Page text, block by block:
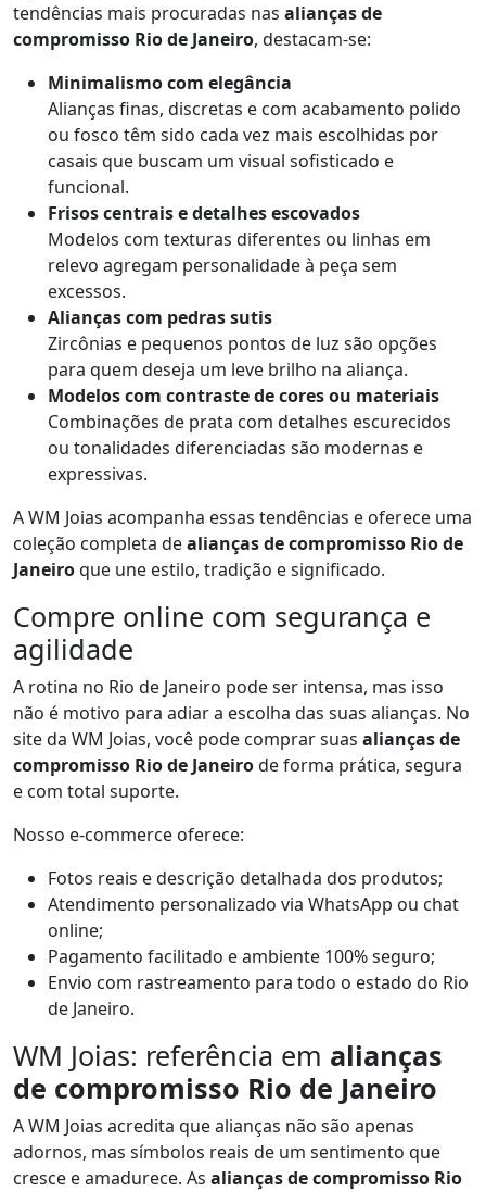
tendências mais procuradas nas alianças de
compromisso Rio de Janeiro, destacam-se:
Minimalismo com elegância
Alianças finas, discretas e com acabamento polido
ou fosco têm sido cada vez mais escolhidas por
casais que buscam um visual sofisticado e
funcional.
Frisos centrais e detalhes escovados
Modelos com texturas diferentes ou linhas em
relevo agregam personalidade à peça sem
excessos.
Alianças com pedras sutis
Zircônias e pequenos pontos de luz são opções
para quem deseja um leve brilho na aliança.
Modelos com contraste de cores ou materiais
Combinações de prata com detalhes escurecidos
ou tonalidades diferenciadas são modernas e
expressivas.
A WM Joias acompanha essas tendências e oferece uma
coleção completa dealianças de compromisso Rio de
Janeiroque une estilo, tradição e significado.
Compre online com segurança e
agilidade
A rotina no Rio de Janeiro pode ser intensa, mas isso
não é motivo para adiar a escolha das suas alianças. No
site da WM Joias, você pode comprar suas alianças de
compromisso Rio de Janeirode forma prática, segura
e com total suporte.
Nosso e-commerce oferece:
Fotos reais e descrição detalhada dos produtos;
Atendimento personalizado via WhatsApp ou chat
online;
Pagamento facilitado e ambiente 100% seguro;
Envio com rastreamento para todo o estado do Rio
de Janeiro.
WM Joias: referência em alianças
de compromisso Rio de Janeiro
A WM Joias acredita que alianças não são apenas
adornos, mas símbolos reais de um sentimento que
cresce e amadurece. As alianças de compromisso Rio